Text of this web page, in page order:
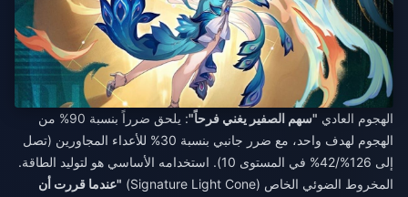
الهجوم العادي "سهم الصفير يغني فرحاً"
: يلحق ضرراً بنسبة 90% من
الهجوم لهدف واحد، مع ضرر جانبي بنسبة 30% للأعداء المجاورين (تصل
إلى 126%/42% في المستوى 10). استخدامه الأساسي هو لتوليد الطاقة.
المخروط الضوئي الخاص (Signature Light Cone)
"عندما قررت أن